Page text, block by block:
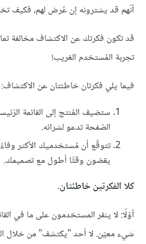
أنّهم قد يشترونه إن عُرض لهم، فكيف
قد تكون فكرتك عن الاكتشاف مخالفة
تجربة المُستخدم الغريب!
فيما يلي فكرتان خاطئتان عن الاكتشاف:
ستضيف المُنتج إلى القائمة
الصّفحة تدعو لشرائه.
تتوقّع أن مُستخدميك الأكثر
يقضون وقتًا أطول مع تصميمك.
كلا الفكرتين خاطئتان.
أوّلًا: لا ينقر المستخدمون على ما في
شيء معيّن. لا أحد "يكتشف" من خلال